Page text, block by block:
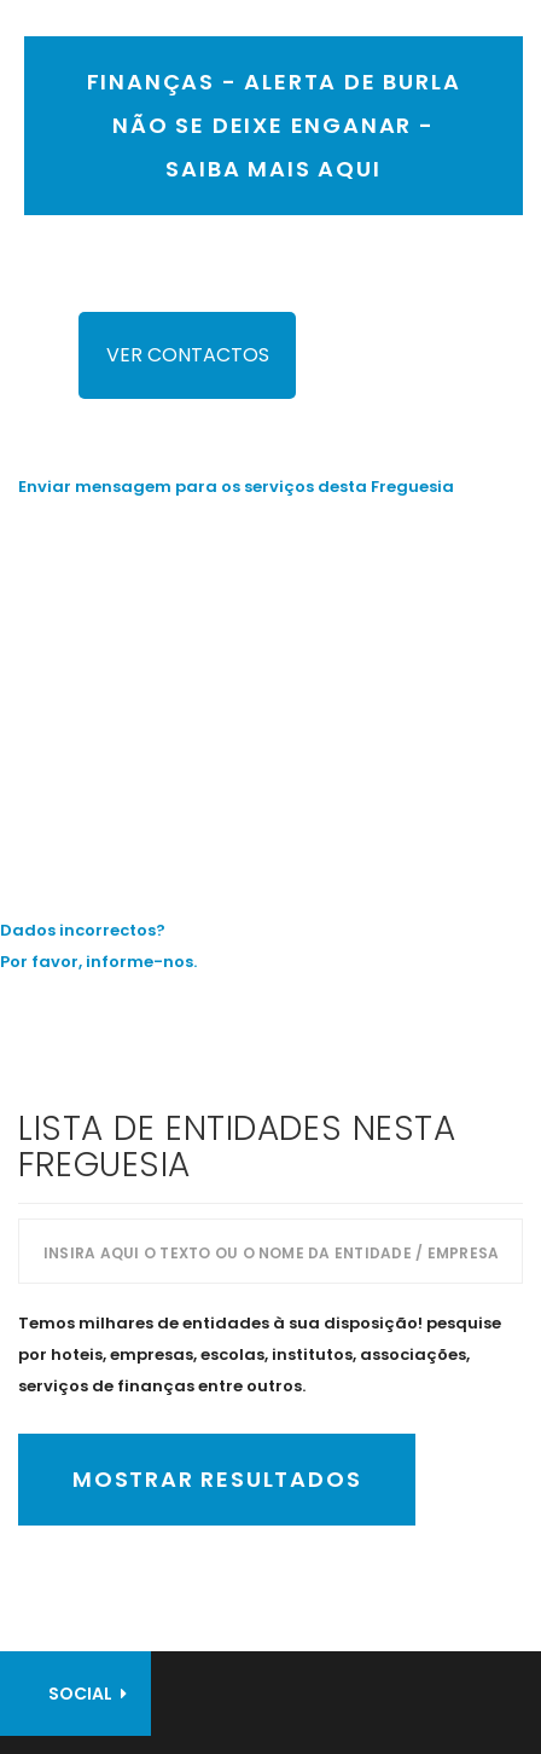
FINANÇAS - ALERTA DE BURLA
NÃO SE DEIXE ENGANAR -
SAIBA MAIS AQUI
VER CONTACTOS
Enviar mensagem para os serviços desta Freguesia
Dados incorrectos?
Por favor, informe-nos.
LISTA DE ENTIDADES NESTA
FREGUESIA
Temos milhares de entidades à sua disposição! pesquise
por hoteis, empresas, escolas, institutos, associações,
serviços de finanças entre outros.
MOSTRAR RESULTADOS
SOCIAL